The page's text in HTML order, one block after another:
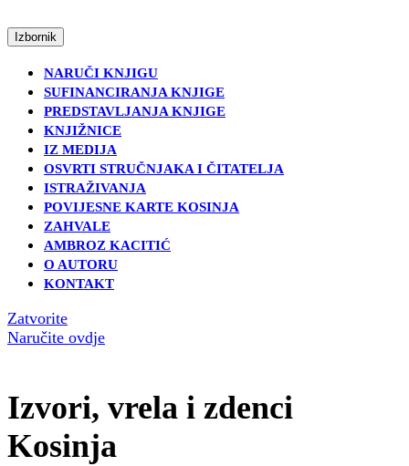
to
Skip
content
IzbornikOpen
NARUČI KNJIGU
SUFINANCIRANJA KNJIGE
PREDSTAVLJANJA KNJIGE
KNJIŽNICE
IZ MEDIJA
OSVRTI STRUČNJAKA I ČITATELJA
ISTRAŽIVANJA
POVIJESNE KARTE KOSINJA
ZAHVALE
AMBROZ KACITIĆ
O AUTORU
KONTAKT
ZatvoriteClose
Menu('Close
agent');
?
>
Naručite ovdjeNaručite
Izvori, vrela i zdenci
Kosinja